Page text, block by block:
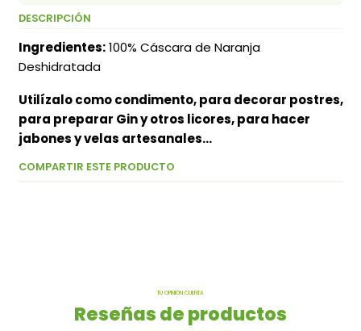
DESCRIPCIÓN
Ingredientes:100% Cáscara de Naranja
Deshidratada
Utilízalo como condimento, para decorar postres,
para preparar Gin y otros licores, para hacer
jabones y velas artesanales…
COMPARTIR ESTE PRODUCTO
TU OPINIÓN CUENTA
Reseñas de productos